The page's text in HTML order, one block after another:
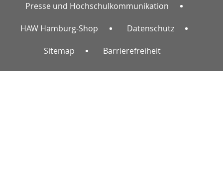
Presse und Hochschulkommunikation
HAW Hamburg-Shop Datenschutz
Sitemap Barrierefreiheit